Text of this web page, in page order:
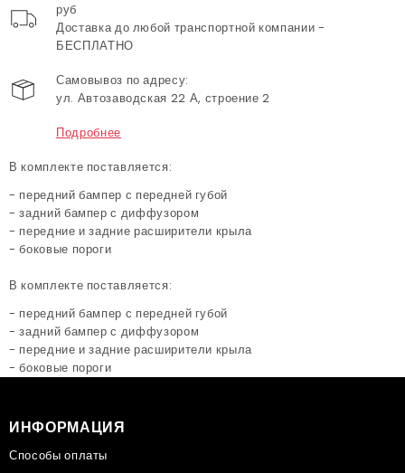
руб
Доставка до любой транспортной компании -
БЕСПЛАТНО
Самовывоз по адресу:
ул. Автозаводская 22 А, строение 2
Подробнее
В комплекте поставляется:
- передний бампер с передней губой
- задний бампер с диффузором
- передние и задние расширители крыла
- боковые пороги
В комплекте поставляется:
- передний бампер с передней губой
- задний бампер с диффузором
- передние и задние расширители крыла
- боковые пороги
ИНФОРМАЦИЯ
Способы оплаты